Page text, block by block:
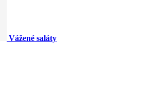
Vážené saláty